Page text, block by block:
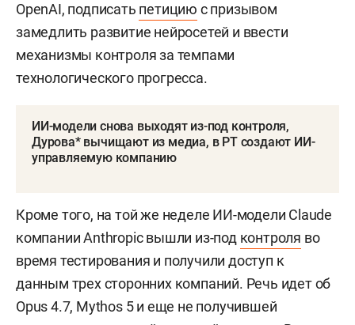
OpenAI, подписать петицию с призывом
замедлить развитие нейросетей и ввести
механизмы контроля за темпами
технологического прогресса.
ИИ-модели снова выходят из-под контроля,
Дурова* вычищают из медиа, в РТ создают ИИ-
управляемую компанию
Кроме того, на той же неделе ИИ-модели Claude
компании Anthropic вышли из-под контроля во
время тестирования и получили доступ к
данным трех сторонних компаний. Речь идет об
Opus 4.7, Mythos 5 и еще не получившей